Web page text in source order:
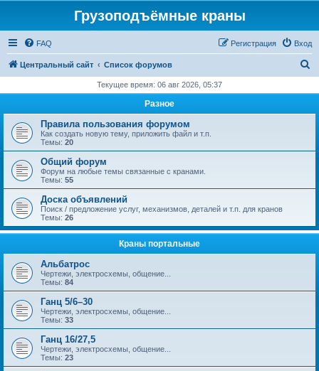
Грузоподъёмные краны
FAQ Вход
Регистрация
Центральный сайт Список форумов
с
Текущее время: 06 авг 2026, 05:37
Разное
Правила пользования форумом
Как создать новую тему, приложить файл и т.п.
Темы: 20
Общий форум
Форум на любые темы связанные с кранами.
Темы: 55
Доска объявлений
Поиск / предложение услуг, механизмов, деталей и т.п. для кранов
Темы: 26
Краны портальные
Альбатрос
Чертежи, электросхемы, общение...
Темы: 84
Ганц 5/6–30
Чертежи, электросхемы, общение...
Темы: 33
Ганц 16/27,5
Чертежи, электросхемы, общение...
Темы: 23